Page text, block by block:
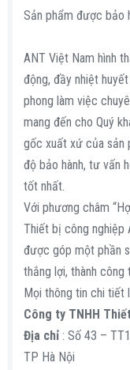
Sản phẩm được bảo
ANT Việt Nam hình
động, đầy nhiệt
phong làm việc
mang đến cho Quý
gốc xuất xứ của sản
độ bảo hành, tư vấn
tốt nhất.
Với phương châm
Thiết bị công nghiệp
được góp một phần
thắng lợi, thành công
Mọi thông tin chi tiết
Công ty TNHH
Địa chỉ : Số 43 –
TP Hà Nội